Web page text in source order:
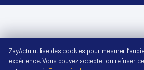
ZayActu utilise des cookies pour mesurer
expérience. Vous pouvez accepter ou refuser